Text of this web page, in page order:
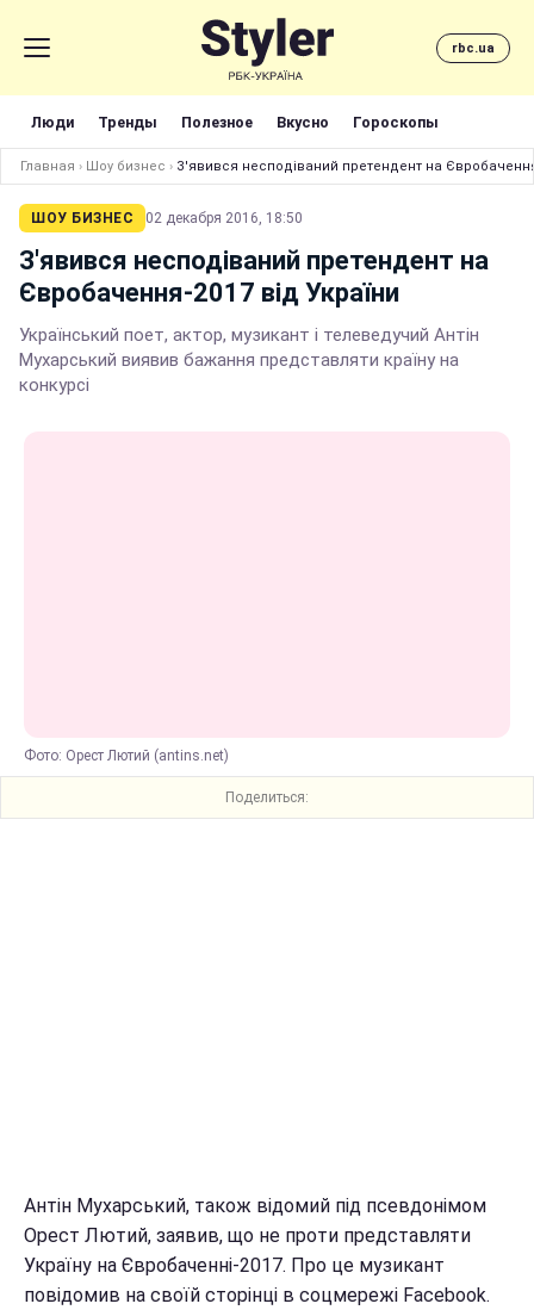
rbc.ua
Люди Тренды Полезное Вкусно Гороскопы
Главная › Шоу бизнес › З'явився несподіваний претендент на
ШОУ БИЗНЕС 02 декабря 2016, 18:50
З'явився несподіваний претендент на
Євробачення-2017 від України
Український поет, актор, музикант і телеведучий Антін
Мухарський виявив бажання представляти країну на
конкурсі
Фото: Орест Лютий (antins.net)
Поделиться:
Антін Мухарський, також відомий під псевдонімом
Орест Лютий, заявив, що не проти представляти
Україну на Євробаченні-2017. Про це музикант
повідомив на своїй сторінці в соцмережі Facebook.